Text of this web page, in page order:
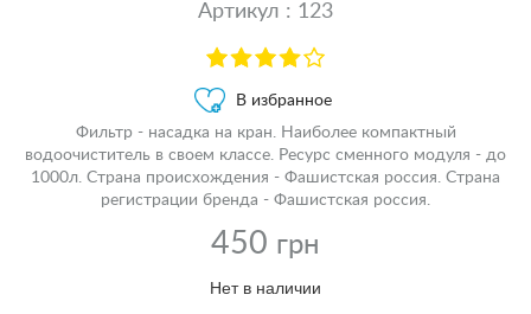
Артикул : 123
В избранное
Фильтр - насадка на кран. Наиболее компактный
водоочиститель в своем классе. Ресурс сменного модуля - до
1000л. Страна происхождения - Фашистская россия. Страна
регистрации бренда - Фашистская россия.
450 грн
Нет в наличии